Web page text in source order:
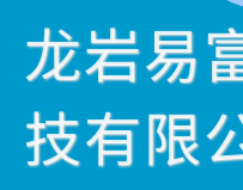
龙岩易
技有限